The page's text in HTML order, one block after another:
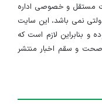
مستقل و خصوصی اداره
نمی باشد، این سایت
و بنابراین لازم است که
و سقم اخبار منتشر